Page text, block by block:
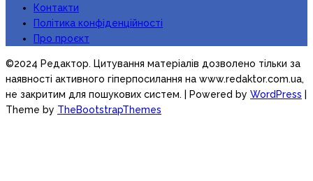
Контакти
Політика конфіденційності
Про проєкт
©2024 Редактор. Цитування матеріалів дозволено тільки за
наявності активного гіперпосилання на www.redaktor.com.ua,
не закритим для пошукових систем. | Powered by WordPress
Theme by TheBootstrapThemes